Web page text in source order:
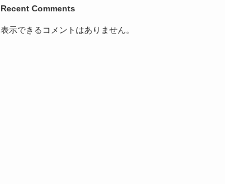
Recent Comments
表示できるコメントはありません。